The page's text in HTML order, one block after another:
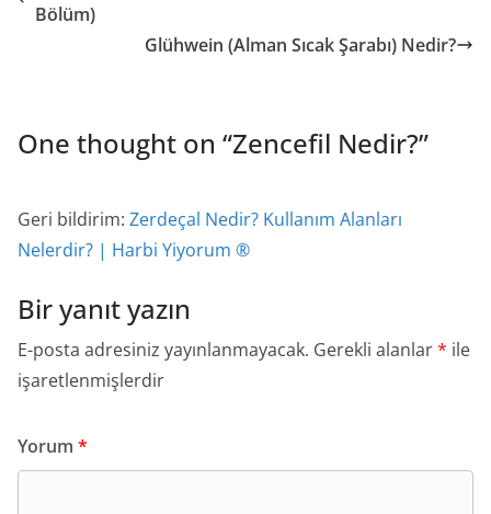
Bölüm)
Glühwein (Alman Sıcak Şarabı) Nedir?
One thought on “Zencefil Nedir?”
Geri bildirim: Zerdeçal Nedir? Kullanım Alanları
Nelerdir? | Harbi Yiyorum ®
Bir yanıt yazın
E-posta adresiniz yayınlanmayacak. Gerekli alanlar* ile
işaretlenmişlerdir
Yorum *